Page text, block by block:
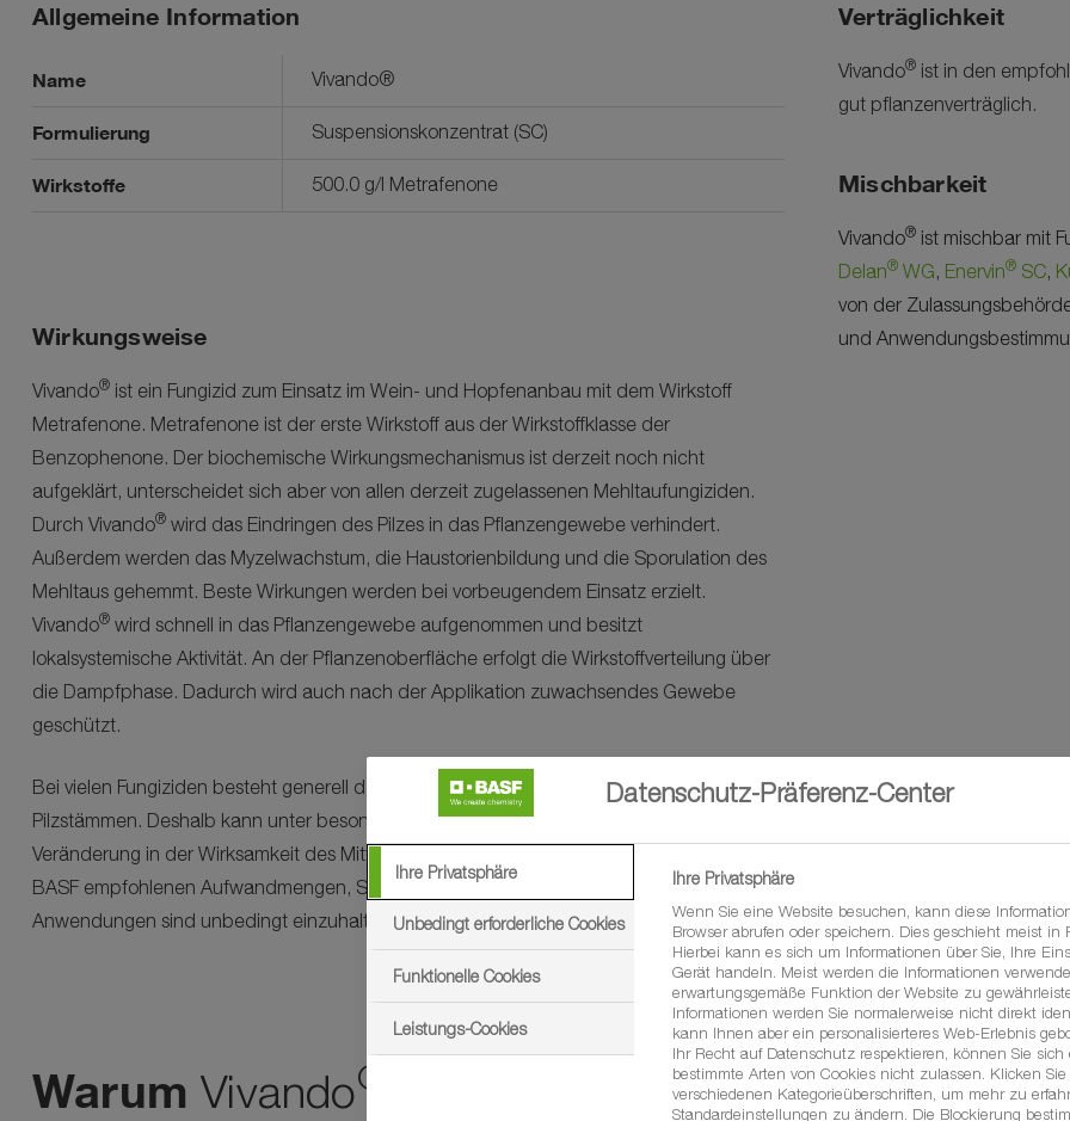
Allgemeine Information
Name Vivando®
Formulierung Suspensionskonzentrat (SC)
Wirkstoffe 500.0 g/l Metrafenone
Wirkungsweise
Vivando® ist ein Fungizid zum Einsatz im Wein- und Hopfenanbau mit dem Wirkstoff
Metrafenone. Metrafenone ist der erste Wirkstoff aus der Wirkstoffklasse der
Benzophenone. Der biochemische Wirkungsmechanismus ist derzeit noch nicht
aufgeklärt, unterscheidet sich aber von allen derzeit zugelassenen Mehltaufungiziden.
Durch Vivando® wird das Eindringen des Pilzes in das Pflanzengewebe verhindert.
Außerdem werden das Myzelwachstum, die Haustorienbildung und die Sporulation des
Mehltaus gehemmt. Beste Wirkungen werden bei vorbeugendem Einsatz erzielt.
Vivando® wird schnell in das Pflanzengewebe aufgenommen und besitzt
lokalsystemische Aktivität. An der Pflanzenoberfläche erfolgt die Wirkstoffverteilung über
die Dampfphase. Dadurch wird auch nach der Applikation zuwachsendes Gewebe
geschützt.
Bei vielen Fungiziden besteht generell das Risiko des Auftretens von wirkstoffresistenten
Pilzstämmen. Deshalb kann unter besonders ungünstigen Bedingungen eine
Veränderung in der Wirksamkeit des Mittels nicht ausgeschlossen werden. Die von der
BASF empfohlenen Aufwandmengen, Spritzintervalle und maximale Anzahl der
Anwendungen sind unbedingt einzuhalten.
Verträglichkeit
Vivando® ist in den
gut pflanzenverträglich.
Mischbarkeit
Vivando® ist mischbar mit
Delan® WG, Enervin® SC,
von der
und
Warum Vivando®
Datenschutz-Präferenz-Center
Ihre Privatsphäre
Unbedingt erforderliche Cookies
Funktionelle Cookies
Leistungs-Cookies
Ihre Privatsphäre
Wenn Sie eine Website besuchen, kann diese
Browser abrufen oder speichern. Dies geschieht meist in
Hierbei kann es sich um Informationen über Sie, Ihre
Gerät handeln. Meist werden die Informationen
erwartungsgemäße Funktion der Website zu
Informationen werden Sie normalerweise nicht direkt
kann Ihnen aber ein personalisierteres Web-Erlebnis
Ihr Recht auf Datenschutz respektieren, können Sie sich
bestimmte Arten von Cookies nicht zulassen. Klicken
verschiedenen Kategorieüberschriften, um mehr zu
Standardeinstellungen zu ändern. Die Blockierung